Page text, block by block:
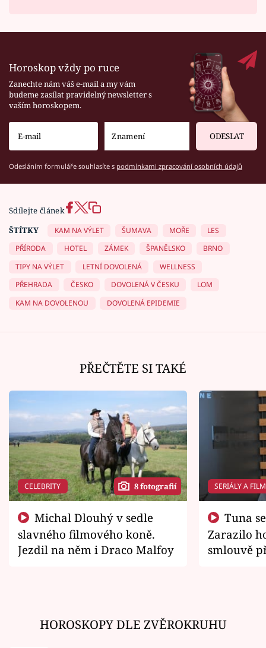
Horoskop vždy po ruce
Zanechte nám váš e-mail a my vám
budeme zasílat pravidelný newsletter s
vaším horoskopem.
ODESLAT
Odesláním formuláře souhlasíte s podmínkami zpracování osobních údajů
Sdílejte článek
ŠTÍTKY
KAM NA VÝLET ŠUMAVA MOŘE
LES
PŘÍRODA
HOTEL ZÁMEK ŠPANĚLSKO
BRNO
TIPY NA VÝLET
LETNÍ DOVOLENÁ
WELLNESS
PŘEHRADA
ČESKO DOVOLENÁ V ČESKU
LOM
KAM NA DOVOLENOU
DOVOLENÁ EPIDEMIE
PŘEČTĚTE SI TAKÉ
CELEBRITY 8 fotografií
slavného filmového koně.
Jezdil na něm i Draco Malfoy
SERIÁLY A
Zarazilo
smlouvě
HOROSKOPY DLE ZVĚROKRUHU